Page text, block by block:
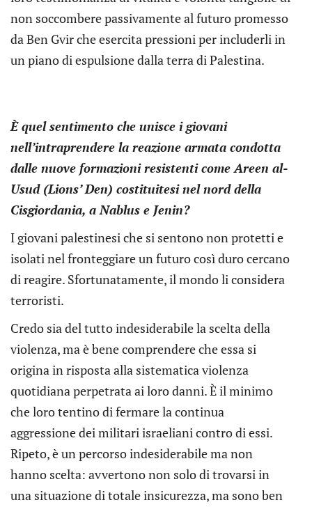
non soccombere passivamente al futuro promesso
da Ben Gvir che esercita pressioni per includerli in
un piano di espulsione dalla terra di Palestina.
È quel sentimento che unisce i giovani
nell’intraprendere la reazione armata condotta
dalle nuove formazioni resistenti come Areen al-
Usud (Lions’ Den) costituitesi nel nord della
Cisgiordania, a Nablus e Jenin?
I giovani palestinesi che si sentono non protetti e
isolati nel fronteggiare un futuro così duro cercano
di reagire. Sfortunatamente, il mondo li considera
terroristi.
Credo sia del tutto indesiderabile la scelta della
violenza, ma è bene comprendere che essa si
origina in risposta alla sistematica violenza
quotidiana perpetrata ai loro danni. È il minimo
che loro tentino di fermare la continua
aggressione dei militari israeliani contro di essi.
Ripeto, è un percorso indesiderabile ma non
hanno scelta: avvertono non solo di trovarsi in
una situazione di totale insicurezza, ma sono ben